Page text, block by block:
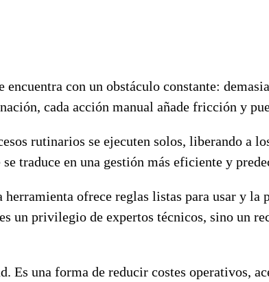
con un obstáculo constante:
cada acción manual añade fricción y
rutinarios se ejecuten solos, liberando a
traduce en una gestión más eficiente y
herramienta ofrece reglas listas para usar y
un privilegio de expertos técnicos, sino un
Es una forma de reducir costes operativos,